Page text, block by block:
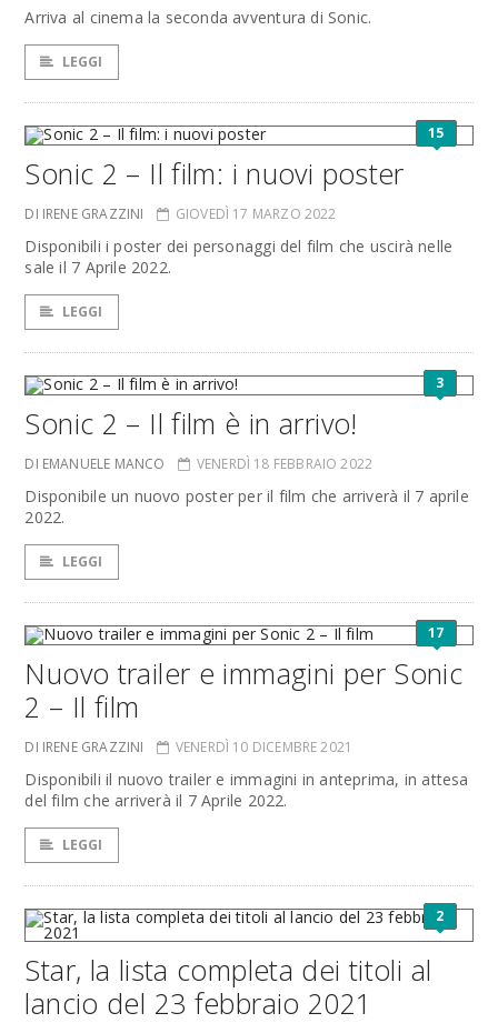
Arriva al cinema la seconda avventura di Sonic.
LEGGI
15
Sonic 2 – Il film: i nuovi poster
DI IRENE GRAZZINI GIOVEDÌ 17 MARZO 2022
Disponibili i poster dei personaggi del film che uscirà nelle
sale il 7 Aprile 2022.
LEGGI
3
Sonic 2 – Il film è in arrivo!
DI EMANUELE MANCO VENERDÌ 18 FEBBRAIO 2022
Disponibile un nuovo poster per il film che arriverà il 7 aprile
2022.
LEGGI
17
Nuovo trailer e immagini per Sonic
2 – Il film
DI IRENE GRAZZINI VENERDÌ 10 DICEMBRE 2021
Disponibili il nuovo trailer e immagini in anteprima, in attesa
del film che arriverà il 7 Aprile 2022.
LEGGI
2
Star, la lista completa dei titoli al
lancio del 23 febbraio 2021